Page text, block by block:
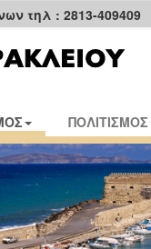
τηλ : 2813-409409
ΠΟΛΙΤΙΣΜΟΣ